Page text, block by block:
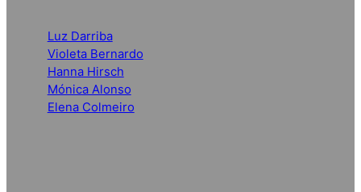
Luz Darriba
Violeta Bernardo
Hanna Hirsch
Mónica Alonso
Elena Colmeiro